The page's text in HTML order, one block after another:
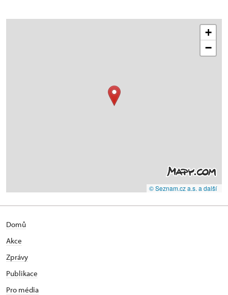
+
−
© Seznam.cz a.s. a další
Domů
Akce
Zprávy
Publikace
Pro média